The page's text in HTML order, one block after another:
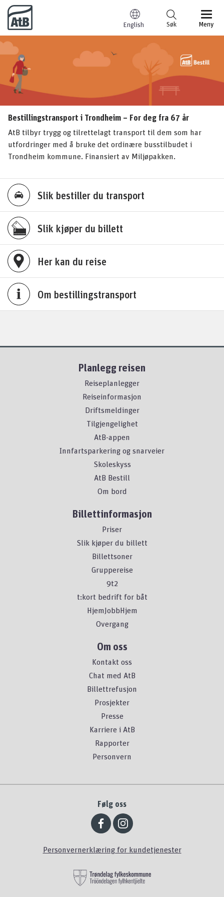
Til innhold
English Meny
Søk
Bestillingstransport i Trondheim – For deg fra 67 år
AtB tilbyr trygg og tilrettelagt transport til dem som har
utfordringer med å bruke det ordinære busstilbudet i
Trondheim kommune. Finansiert av Miljøpakken.
Slik bestiller du transport
Slik kjøper du billett
Her kan du reise
Om bestillingstransport
Planlegg reisen
Reiseplanlegger
Reiseinformasjon
Driftsmeldinger
Tilgjengelighet
AtB-appen
Innfartsparkering og snarveier
Skoleskyss
AtB Bestill
Om bord
Billettinformasjon
Priser
Slik kjøper du billett
Billettsoner
Gruppereise
9t2
t:kort bedrift for båt
HjemJobbHjem
Overgang
Om oss
Kontakt oss
Chat med AtB
Billettrefusjon
Prosjekter
Presse
Karriere i AtB
Rapporter
Personvern
Følg oss
Personvernerklæring for kundetjenester